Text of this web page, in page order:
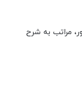
مذکور، مراتب به شرح